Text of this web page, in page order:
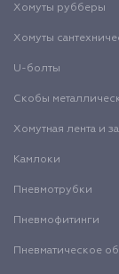
Хомуты рубберы
Хомуты
U-болты
Скобы
Хомутная лента и
Камлоки
Пневмотрубки
Пневмофитинги
Пневматическое